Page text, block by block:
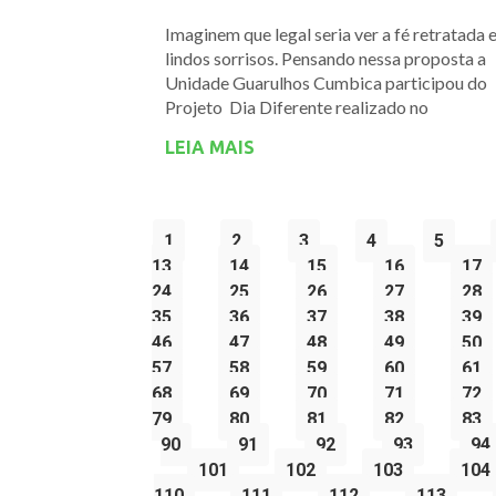
Imaginem que legal seria ver a fé retratada
lindos sorrisos. Pensando nessa proposta a
Unidade Guarulhos Cumbica participou do
Projeto Dia Diferente realizado no
LEIA MAIS
1 2 3 4
5
13
14 15 16
17
24
25 26 27
28
35
36 37 38
39
46
47 48 49
50
57
58 59 60
61
68
69 70 71
72
79
80 81 82
83
90
91 92 93
94
101
102 103
104